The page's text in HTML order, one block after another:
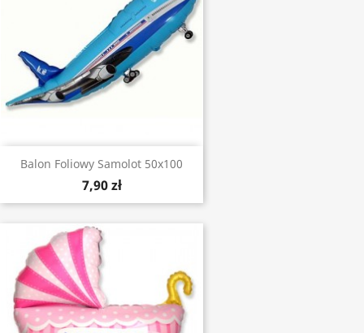
Balon Foliowy Samolot 50x100
7,90 zł